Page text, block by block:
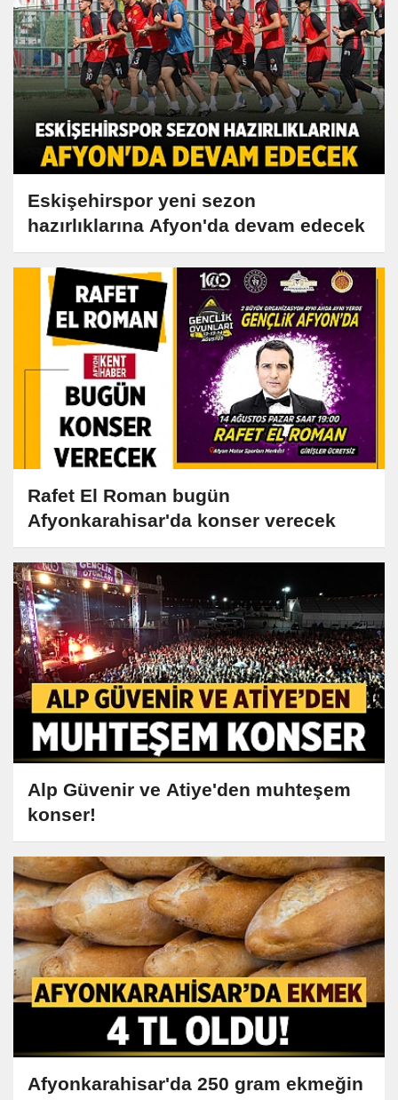
Eskişehirspor yeni sezon
hazırlıklarına Afyon'da devam edecek
Rafet El Roman bugün
Afyonkarahisar'da konser verecek
Alp Güvenir ve Atiye'den muhteşem
konser!
Afyonkarahisar'da 250 gram ekmeğin